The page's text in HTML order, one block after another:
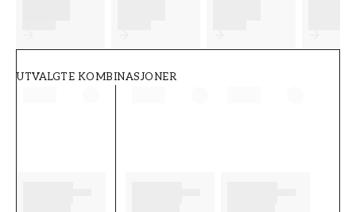
UTVALGTE KOMBINASJONER